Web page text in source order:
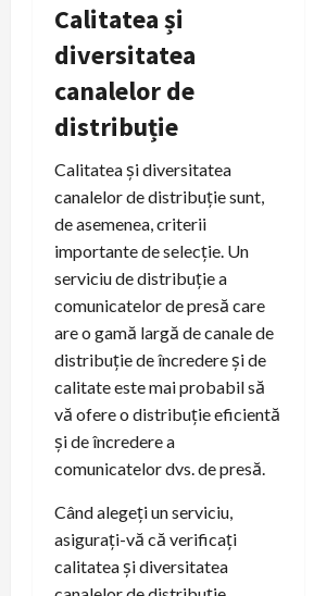
Calitatea și
diversitatea
canalelor de
distribuție
Calitatea și diversitatea
canalelor de distribuție sunt,
de asemenea, criterii
importante de selecție. Un
serviciu de distribuție a
comunicatelor de presă care
are o gamă largă de canale de
distribuție de încredere și de
calitate este mai probabil să
vă ofere o distribuție eficientă
și de încredere a
comunicatelor dvs. de presă.
Când alegeți un serviciu,
asigurați-vă că verificați
calitatea și diversitatea